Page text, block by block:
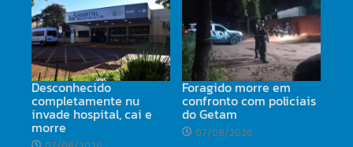
Desconhecido
completamente nu
invade hospital, cai e
morre
Foragido morre em
confronto com policiais
do Getam
07/08/2026